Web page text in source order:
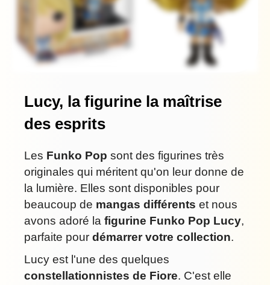
Lucy, la figurine la maîtrise
des esprits
Les Funko Pop sont des figurines très
originales qui méritent qu'on leur donne de
la lumière. Elles sont disponibles pour
beaucoup de mangas différents et nous
avons adoré la figurine Funko Pop Lucy,
parfaite pour démarrer votre collection.
Lucy est l'une des quelques
constellationnistes de Fiore. C'est elle